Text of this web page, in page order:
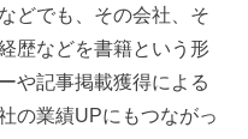
どでも、その会社、そ
歴などを書籍という形
や記事掲載獲得による
の業績UPにもつながっ